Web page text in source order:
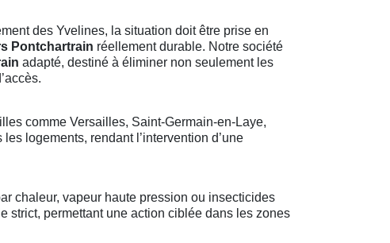
des Yvelines, la situation doit être prise en
Pontchartrain réellement durable. Notre société
adapté, destiné à éliminer non seulement les
comme Versailles, Saint-Germain-en-Laye,
logements, rendant l’intervention d’une
chaleur, vapeur haute pression ou insecticides
strict, permettant une action ciblée dans les zones